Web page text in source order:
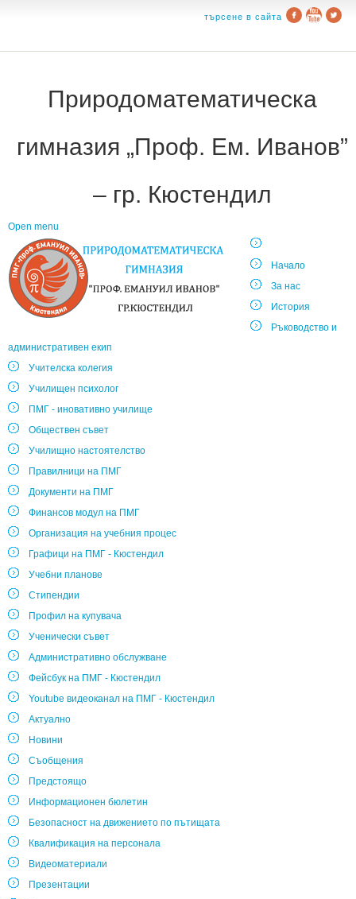
търсене в сайта
Природоматематическа
гимназия „Проф. Ем. Иванов”
– гр. Кюстендил
Open menu
Начало
За нас
История
Ръководство и
административен екип
Учителска колегия
Училищен психолог
ПМГ - иновативно училище
Обществен съвет
Училищно настоятелство
Правилници на ПМГ
Документи на ПМГ
Финансов модул на ПМГ
Организация на учебния процес
Графици на ПМГ - Кюстендил
Учебни планове
Стипендии
Профил на купувача
Ученически съвет
Административно обслужване
Фейсбук на ПМГ - Кюстендил
Youtube видеоканал на ПМГ - Кюстендил
Актуално
Новини
Съобщения
Предстоящо
Информационен бюлетин
Безопасност на движението по пътищата
Квалификация на персонала
Видеоматериали
Презентации